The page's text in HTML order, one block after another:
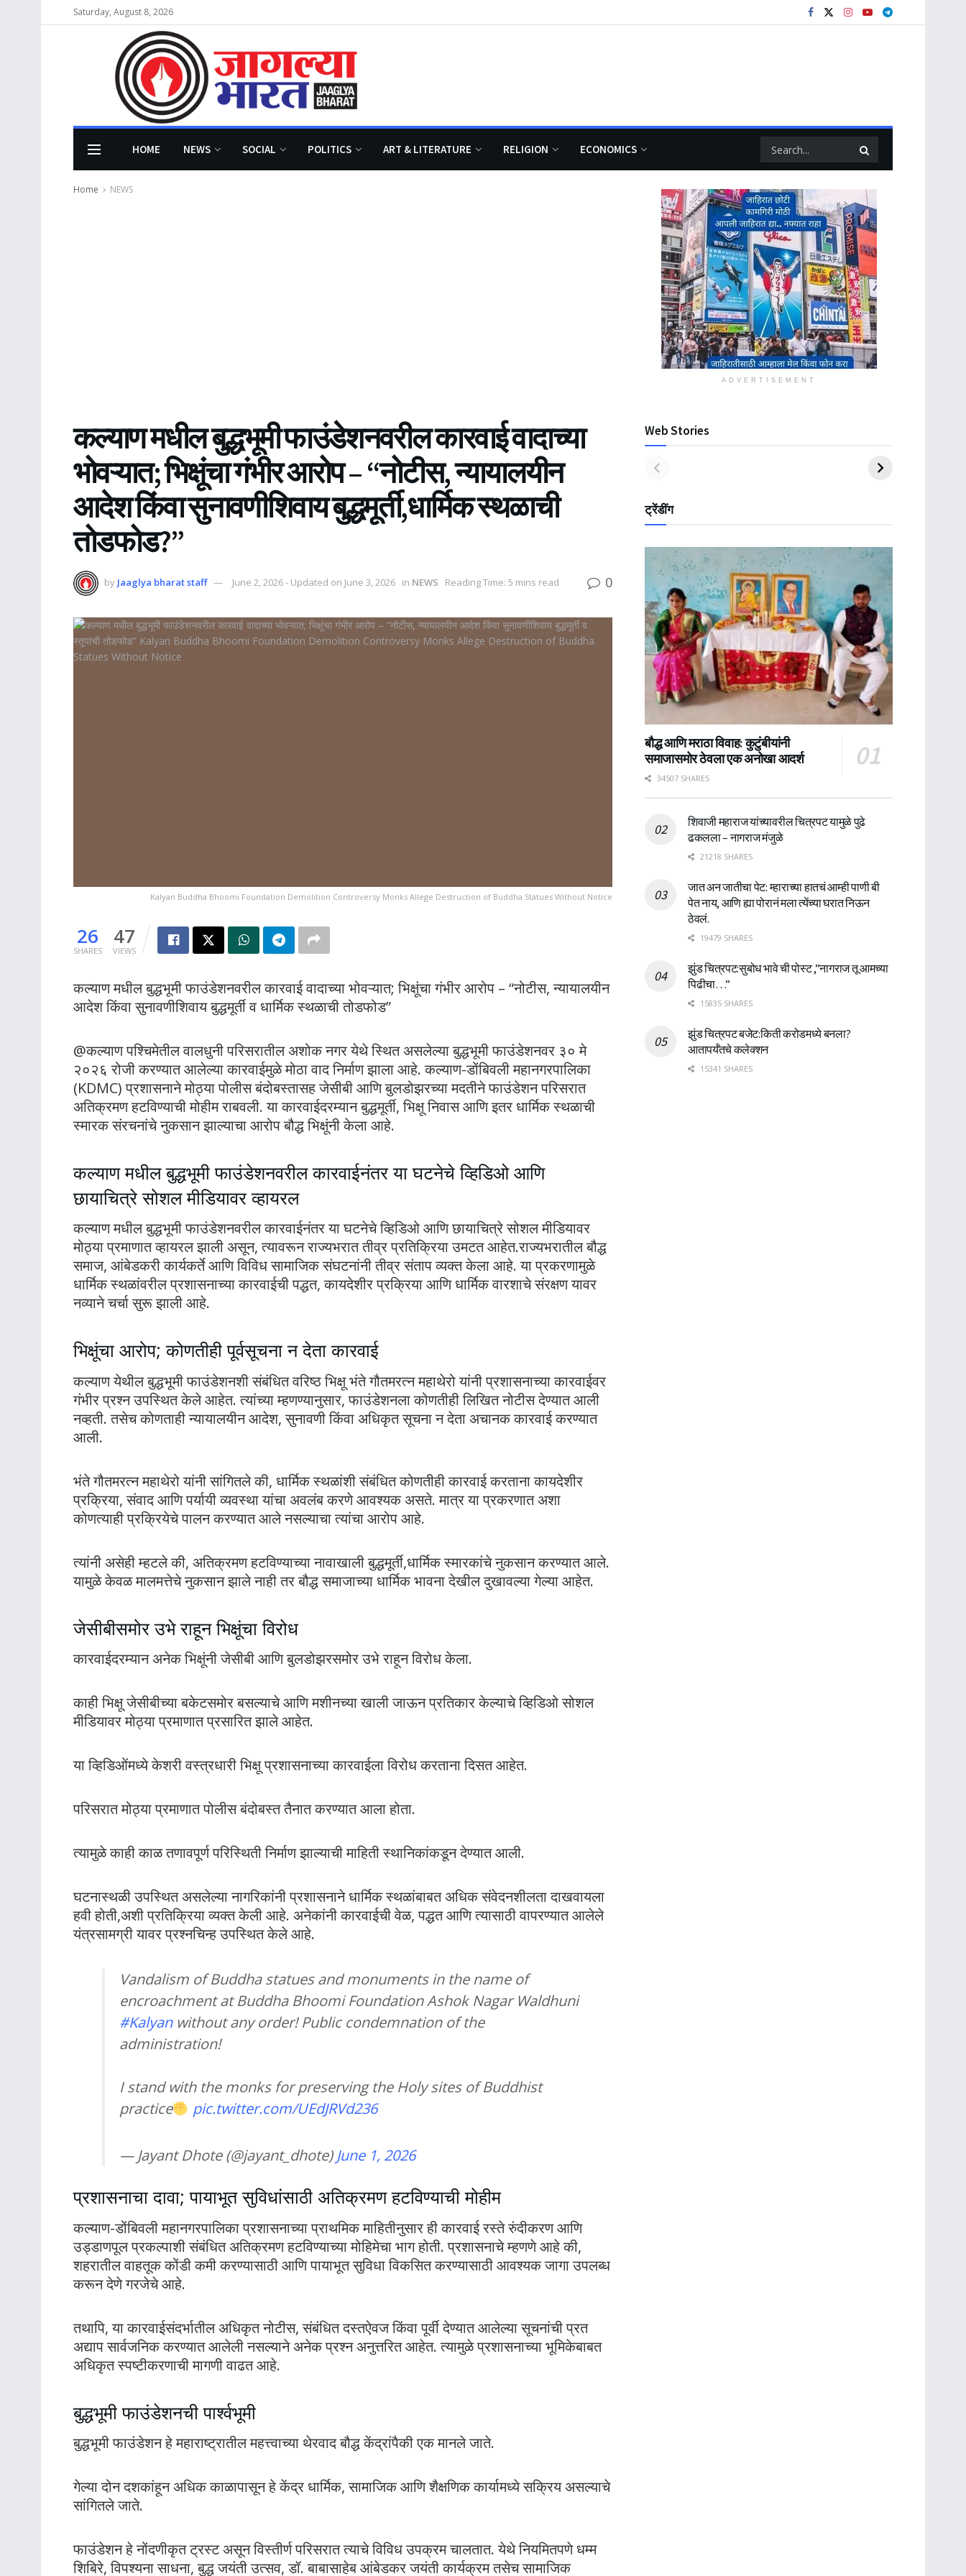
Saturday, August 8, 2026
HOME NEWS SOCIAL POLITICS ART & LITERATURE RELIGION ECONOMICS
Home NEWS
कल्याण मधील बुद्धभूमी फाउंडेशनवरील कारवाई वादाच्या
भोवऱ्यात; भिक्षूंचा गंभीर आरोप – “नोटीस, न्यायालयीन
आदेश किंवा सुनावणीशिवाय बुद्धमूर्ती,धार्मिक स्थळाची
तोडफोड?”
by Jaaglya bharat staff June 2, 2026 - Updated on June 3, 2026 in NEWS Reading Time: 5 mins read 0
Kalyan Buddha Bhoomi Foundation Demolition Controversy Monks Allege Destruction of Buddha Statues Without Notice
26
SHARES
47
VIEWS
कल्याण मधील बुद्धभूमी फाउंडेशनवरील कारवाई वादाच्या भोवऱ्यात; भिक्षूंचा गंभीर आरोप – “नोटीस, न्यायालयीन
आदेश किंवा सुनावणीशिवाय बुद्धमूर्ती व धार्मिक स्थळाची तोडफोड”
@कल्याण पश्चिमेतील वालधुनी परिसरातील अशोक नगर येथे स्थित असलेल्या बुद्धभूमी फाउंडेशनवर ३० मे
२०२६ रोजी करण्यात आलेल्या कारवाईमुळे मोठा वाद निर्माण झाला आहे. कल्याण-डोंबिवली महानगरपालिका
(KDMC) प्रशासनाने मोठ्या पोलीस बंदोबस्तासह जेसीबी आणि बुलडोझरच्या मदतीने फाउंडेशन परिसरात
अतिक्रमण हटविण्याची मोहीम राबवली. या कारवाईदरम्यान बुद्धमूर्ती, भिक्षू निवास आणि इतर धार्मिक स्थळाची
स्मारक संरचनांचे नुकसान झाल्याचा आरोप बौद्ध भिक्षूंनी केला आहे.
कल्याण मधील बुद्धभूमी फाउंडेशनवरील कारवाईनंतर या घटनेचे व्हिडिओ आणि
छायाचित्रे सोशल मीडियावर व्हायरल
कल्याण मधील बुद्धभूमी फाउंडेशनवरील कारवाईनंतर या घटनेचे व्हिडिओ आणि छायाचित्रे सोशल मीडियावर
मोठ्या प्रमाणात व्हायरल झाली असून, त्यावरून राज्यभरात तीव्र प्रतिक्रिया उमटत आहेत.राज्यभरातील बौद्ध
समाज, आंबेडकरी कार्यकर्ते आणि विविध सामाजिक संघटनांनी तीव्र संताप व्यक्त केला आहे. या प्रकरणामुळे
धार्मिक स्थळांवरील प्रशासनाच्या कारवाईची पद्धत, कायदेशीर प्रक्रिया आणि धार्मिक वारशाचे संरक्षण यावर
नव्याने चर्चा सुरू झाली आहे.
भिक्षूंचा आरोप; कोणतीही पूर्वसूचना न देता कारवाई
कल्याण येथील बुद्धभूमी फाउंडेशनशी संबंधित वरिष्ठ भिक्षू भंते गौतमरत्न महाथेरो यांनी प्रशासनाच्या कारवाईवर
गंभीर प्रश्न उपस्थित केले आहेत. त्यांच्या म्हणण्यानुसार, फाउंडेशनला कोणतीही लिखित नोटीस देण्यात आली
नव्हती. तसेच कोणताही न्यायालयीन आदेश, सुनावणी किंवा अधिकृत सूचना न देता अचानक कारवाई करण्यात
आली.
भंते गौतमरत्न महाथेरो यांनी सांगितले की, धार्मिक स्थळांशी संबंधित कोणतीही कारवाई करताना कायदेशीर
प्रक्रिया, संवाद आणि पर्यायी व्यवस्था यांचा अवलंब करणे आवश्यक असते. मात्र या प्रकरणात अशा
कोणत्याही प्रक्रियेचे पालन करण्यात आले नसल्याचा त्यांचा आरोप आहे.
त्यांनी असेही म्हटले की, अतिक्रमण हटविण्याच्या नावाखाली बुद्धमूर्ती,धार्मिक स्मारकांचे नुकसान करण्यात आले.
यामुळे केवळ मालमत्तेचे नुकसान झाले नाही तर बौद्ध समाजाच्या धार्मिक भावना देखील दुखावल्या गेल्या आहेत.
जेसीबीसमोर उभे राहून भिक्षूंचा विरोध
कारवाईदरम्यान अनेक भिक्षूंनी जेसीबी आणि बुलडोझरसमोर उभे राहून विरोध केला.
काही भिक्षू जेसीबीच्या बकेटसमोर बसल्याचे आणि मशीनच्या खाली जाऊन प्रतिकार केल्याचे व्हिडिओ सोशल
मीडियावर मोठ्या प्रमाणात प्रसारित झाले आहेत.
या व्हिडिओंमध्ये केशरी वस्त्रधारी भिक्षू प्रशासनाच्या कारवाईला विरोध करताना दिसत आहेत.
परिसरात मोठ्या प्रमाणात पोलीस बंदोबस्त तैनात करण्यात आला होता.
त्यामुळे काही काळ तणावपूर्ण परिस्थिती निर्माण झाल्याची माहिती स्थानिकांकडून देण्यात आली.
घटनास्थळी उपस्थित असलेल्या नागरिकांनी प्रशासनाने धार्मिक स्थळांबाबत अधिक संवेदनशीलता दाखवायला
हवी होती,अशी प्रतिक्रिया व्यक्त केली आहे. अनेकांनी कारवाईची वेळ, पद्धत आणि त्यासाठी वापरण्यात आलेले
यंत्रसामग्री यावर प्रश्नचिन्ह उपस्थित केले आहे.
Vandalism of Buddha statues and monuments in the name of
encroachment at Buddha Bhoomi Foundation Ashok Nagar Waldhuni
#Kalyanwithout any order! Public condemnation of the
administration!
I stand with the monks for preserving the Holy sites of Buddhist
practice
pic.twitter.com/UEdJRVd236
— Jayant Dhote (@jayant_dhote) June 1, 2026
प्रशासनाचा दावा; पायाभूत सुविधांसाठी अतिक्रमण हटविण्याची मोहीम
कल्याण-डोंबिवली महानगरपालिका प्रशासनाच्या प्राथमिक माहितीनुसार ही कारवाई रस्ते रुंदीकरण आणि
उड्डाणपूल प्रकल्पाशी संबंधित अतिक्रमण हटविण्याच्या मोहिमेचा भाग होती. प्रशासनाचे म्हणणे आहे की,
शहरातील वाहतूक कोंडी कमी करण्यासाठी आणि पायाभूत सुविधा विकसित करण्यासाठी आवश्यक जागा उपलब्ध
करून देणे गरजेचे आहे.
तथापि, या कारवाईसंदर्भातील अधिकृत नोटीस, संबंधित दस्तऐवज किंवा पूर्वी देण्यात आलेल्या सूचनांची प्रत
अद्याप सार्वजनिक करण्यात आलेली नसल्याने अनेक प्रश्न अनुत्तरित आहेत. त्यामुळे प्रशासनाच्या भूमिकेबाबत
अधिकृत स्पष्टीकरणाची मागणी वाढत आहे.
बुद्धभूमी फाउंडेशनची पार्श्वभूमी
बुद्धभूमी फाउंडेशन हे महाराष्ट्रातील महत्त्वाच्या थेरवाद बौद्ध केंद्रांपैकी एक मानले जाते.
गेल्या दोन दशकांहून अधिक काळापासून हे केंद्र धार्मिक, सामाजिक आणि शैक्षणिक कार्यामध्ये सक्रिय असल्याचे
सांगितले जाते.
फाउंडेशन हे नोंदणीकृत ट्रस्ट असून विस्तीर्ण परिसरात त्याचे विविध उपक्रम चालतात. येथे नियमितपणे धम्म
शिबिरे, विपश्यना साधना, बुद्ध जयंती उत्सव, डॉ. बाबासाहेब आंबेडकर जयंती कार्यक्रम तसेच सामाजिक
ADVERTISEMENT
Web Stories
ट्रेंडींग
बौद्ध आणि मराठा विवाह: कुटुंबीयांनी
समाजासमोर ठेवला एक अनोखा आदर्श
34507 SHARES
शिवाजी महाराज यांच्यावरील चित्रपट यामुळे पुढे
ढकलला – नागराज मंजुळे
21218 SHARES
जात अन जातीचा पेट: म्हाराच्या हातचं आम्ही पाणी बी
पेत नाय, आणि ह्या पोरानं मला त्येंच्या घरात निऊन
ठेवलं.
19479 SHARES
झुंड चित्रपट:सुबोध भावे ची पोस्ट ,”नागराज तू आमच्या
पिढीचा…”
15835 SHARES
झुंड चित्रपट बजेट:किती करोडमध्ये बनला?
आतापर्यँतचे कलेक्शन
15341 SHARES